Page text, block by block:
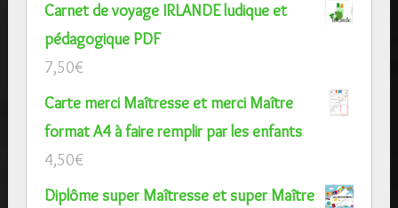
Carnet de voyage IRLANDE ludique et
pédagogique PDF
7,50€
Carte merci Maîtresse et merci Maître
format A4 à faire remplir par les enfants
4,50€
Diplôme super Maîtresse et super Maître